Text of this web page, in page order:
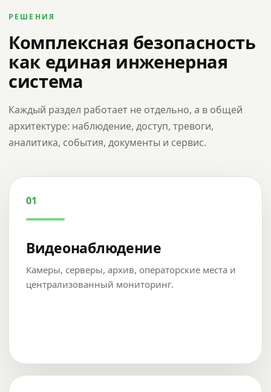
РЕШЕНИЯ
Комплексная безопасность
как единая инженерная
система
Каждый раздел работает не отдельно, а в общей
архитектуре: наблюдение, доступ, тревоги,
аналитика, события, документы и сервис.
01
Видеонаблюдение
Камеры, серверы, архив, операторские места и
централизованный мониторинг.